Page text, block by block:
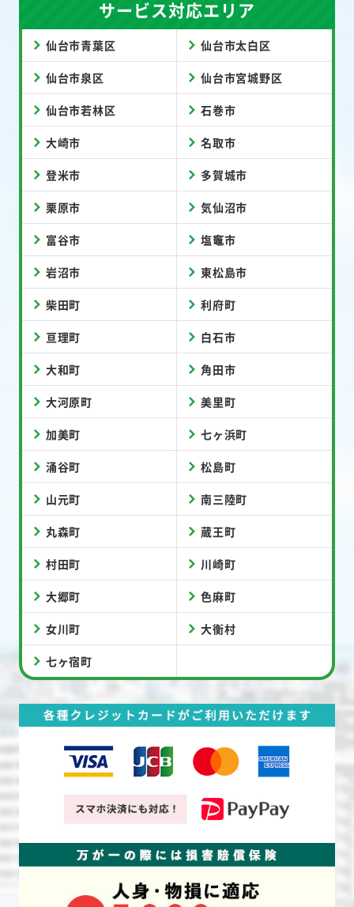
サービス対応エリア
仙台市青葉区 仙台市太白区
仙台市泉区 仙台市宮城野区
仙台市若林区 石巻市
大崎市 名取市
登米市 多賀城市
栗原市 気仙沼市
富谷市 塩竈市
岩沼市 東松島市
柴田町 利府町
亘理町 白石市
大和町 角田市
大河原町 美里町
加美町 七ヶ浜町
涌谷町 松島町
山元町 南三陸町
丸森町 蔵王町
村田町 川崎町
大郷町 色麻町
女川町 大衡村
七ヶ宿町